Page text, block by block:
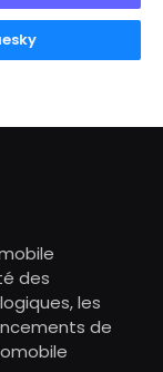
des
les
de